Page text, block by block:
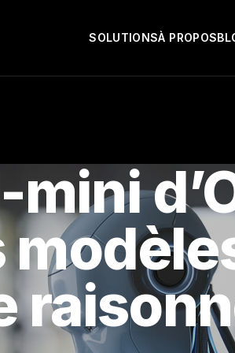
SOLUTIONSÀ PROPOS
mini